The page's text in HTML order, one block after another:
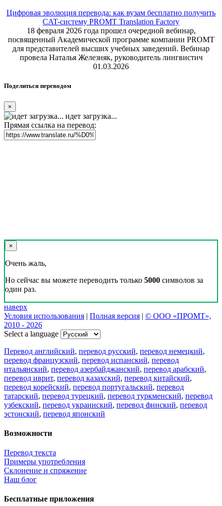
Цифровая эволюция перевода: как вузам бесплатно получить
CAT-систему PROMT Translation Factory
18 февраля 2026 года прошел очередной вебинар,
посвященный Академической программе компании PROMT
для представителей высших учебных заведений. Вебинар
провела Наталья Железняк, руководитель лингвистич
01.03.2026
Поделиться переводом
×
идет загрузка...
Прямая ссылка на перевод:
×
Очень жаль,
Но сейчас вы можете переводить только 5000 символов за
один раз.
наверх
Условия использования | Полная версия | © ООО «ПРОМТ»,
2010 - 2026
Select a language
Перевод английский, перевод русский, перевод немецкий,
перевод французский, перевод испанский, перевод
итальянский, перевод азербайджанский, перевод арабский,
перевод иврит, перевод казахский, перевод китайский,
перевод корейский, перевод португальский, перевод
татарский, перевод турецкий, перевод туркменский, перевод
узбекский, перевод украинский, перевод финский, перевод
эстонский, перевод японский
Возможности
Перевод текста
Примеры употребления
Склонение и спряжение
Наш блог
Бесплатные приложения